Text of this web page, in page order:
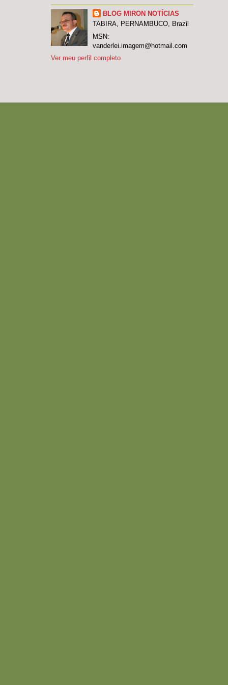
BLOG MIRON NOTÍCIAS
TABIRA, PERNAMBUCO, Brazil
MSN:
vanderlei.imagem@hotmail.com
Ver meu perfil completo